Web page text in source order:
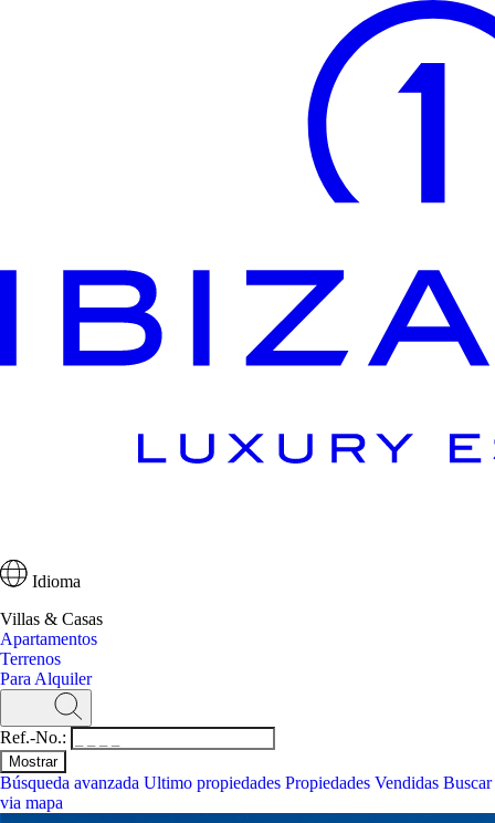
Idioma
Villas & Casas
Apartamentos
Terrenos
Para Alquiler
Ref.-No.:
Búsqueda avanzada Ultimo propiedades Propiedades Vendidas Buscar
via mapa